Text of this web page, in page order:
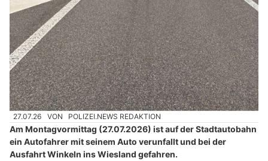
27.07.26 VON POLIZEI.NEWS REDAKTION
Am Montagvormittag (27.07.2026) ist auf der Stadtautobahn
ein Autofahrer mit seinem Auto verunfallt und bei der
Ausfahrt Winkeln ins Wiesland gefahren.